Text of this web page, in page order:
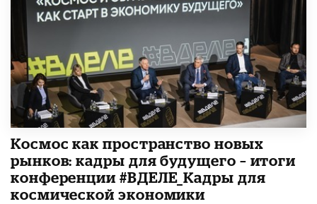
Космос как пространство новых
рынков: кадры для будущего – итоги
конференции #ВДЕЛЕ_Кадры для
космической экономики